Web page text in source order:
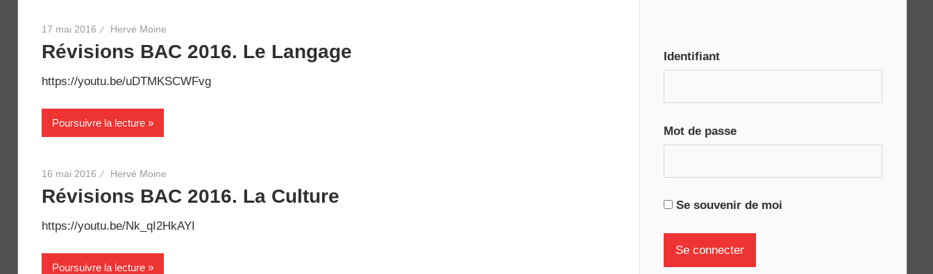
17 mai 2016 Hervé Moine
Révisions BAC 2016. Le Langage
https://youtu.be/uDTMKSCWFvg
Poursuivre la lecture
16 mai 2016 Hervé Moine
Révisions BAC 2016. La Culture
https://youtu.be/Nk_qI2HkAYI
Poursuivre la lecture
Identifiant
Mot de passe
Se souvenir de moi